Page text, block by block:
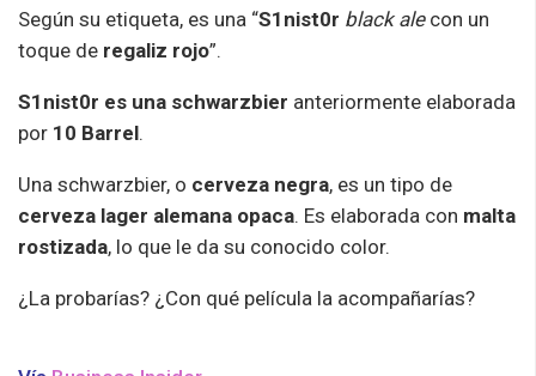
Según su etiqueta, es una “S1nist0r black alecon un
toque de regaliz rojo”.
S1nist0r es una schwarzbier anteriormente elaborada
por 10 Barrel.
Una schwarzbier, o cerveza negra, es un tipo de
cerveza lager alemana opaca. Es elaborada con malta
rostizada, lo que le da su conocido color.
¿La probarías? ¿Con qué película la acompañarías?